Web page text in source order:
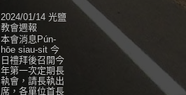
2024/01/14 光鹽
教會週報
本會消息Pún-
hōe siau-sit 今
日禮拜後召開今
年第一次定期長
執會，請長執出
席，各單位首長